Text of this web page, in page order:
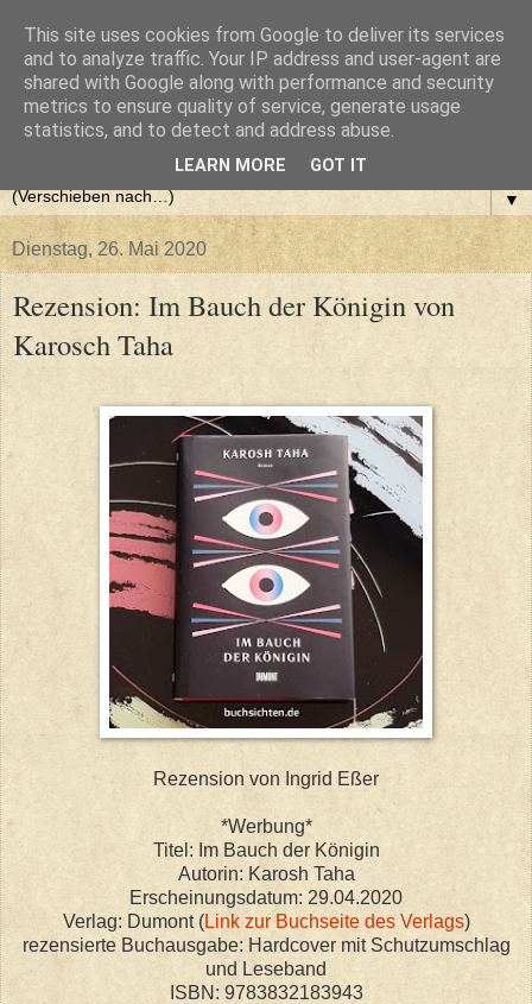
▼
Dienstag, 26. Mai 2020
Rezension: Im Bauch der Königin von
Karosch Taha
Rezension von Ingrid Eßer
*Werbung*
Titel: Im Bauch der Königin
Autorin: Karosh Taha
Erscheinungsdatum: 29.04.2020
Verlag: Dumont (Link zur Buchseite des Verlags)
rezensierte Buchausgabe: Hardcover mit Schutzumschlag
und Leseband
ISBN: 9783832183943
This site uses cookies from Google to deliver its services
and to analyze traffic. Your IP address and user-agent are
shared with Google along with performance and security
metrics to ensure quality of service, generate usage
statistics, and to detect and address abuse.
LEARN MORE GOT IT